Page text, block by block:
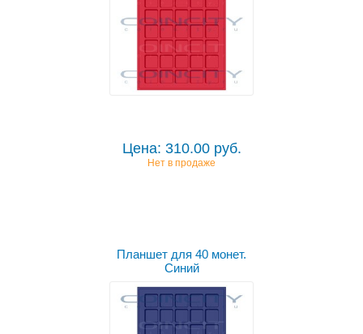
Цена: 310.00 руб.
Нет в продаже
Планшет для 40 монет.
Синий